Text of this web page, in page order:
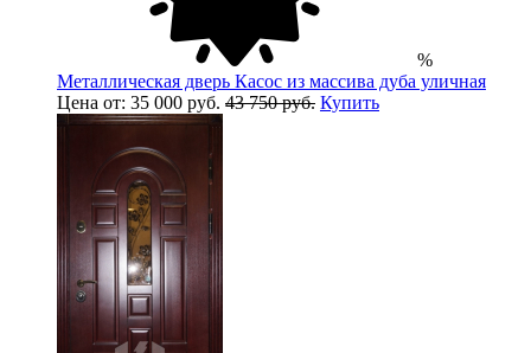
%
Металлическая дверь Касос из массива дуба уличная
Цена от: 35 000 руб. 43 750 руб. Купить